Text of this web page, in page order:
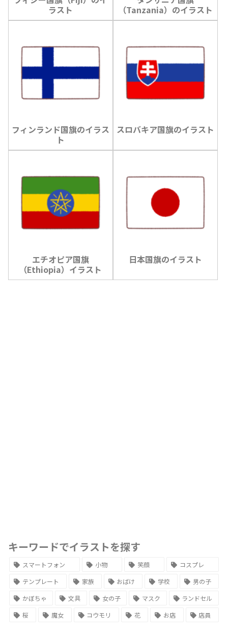
ラスト
（Tanzania）のイラスト
フィンランド国旗のイラス
ト
スロバキア国旗のイラスト
エチオピア国旗
（Ethiopia）イラスト
日本国旗のイラスト
キーワードでイラストを探す
スマートフォン 小物 笑顔
コスプレ
テンプレート
家族 おばけ 学校
男の子
かぼちゃ
文具 女の子 マスク
ランドセル
桜
魔女 コウモリ 花 お店 店員